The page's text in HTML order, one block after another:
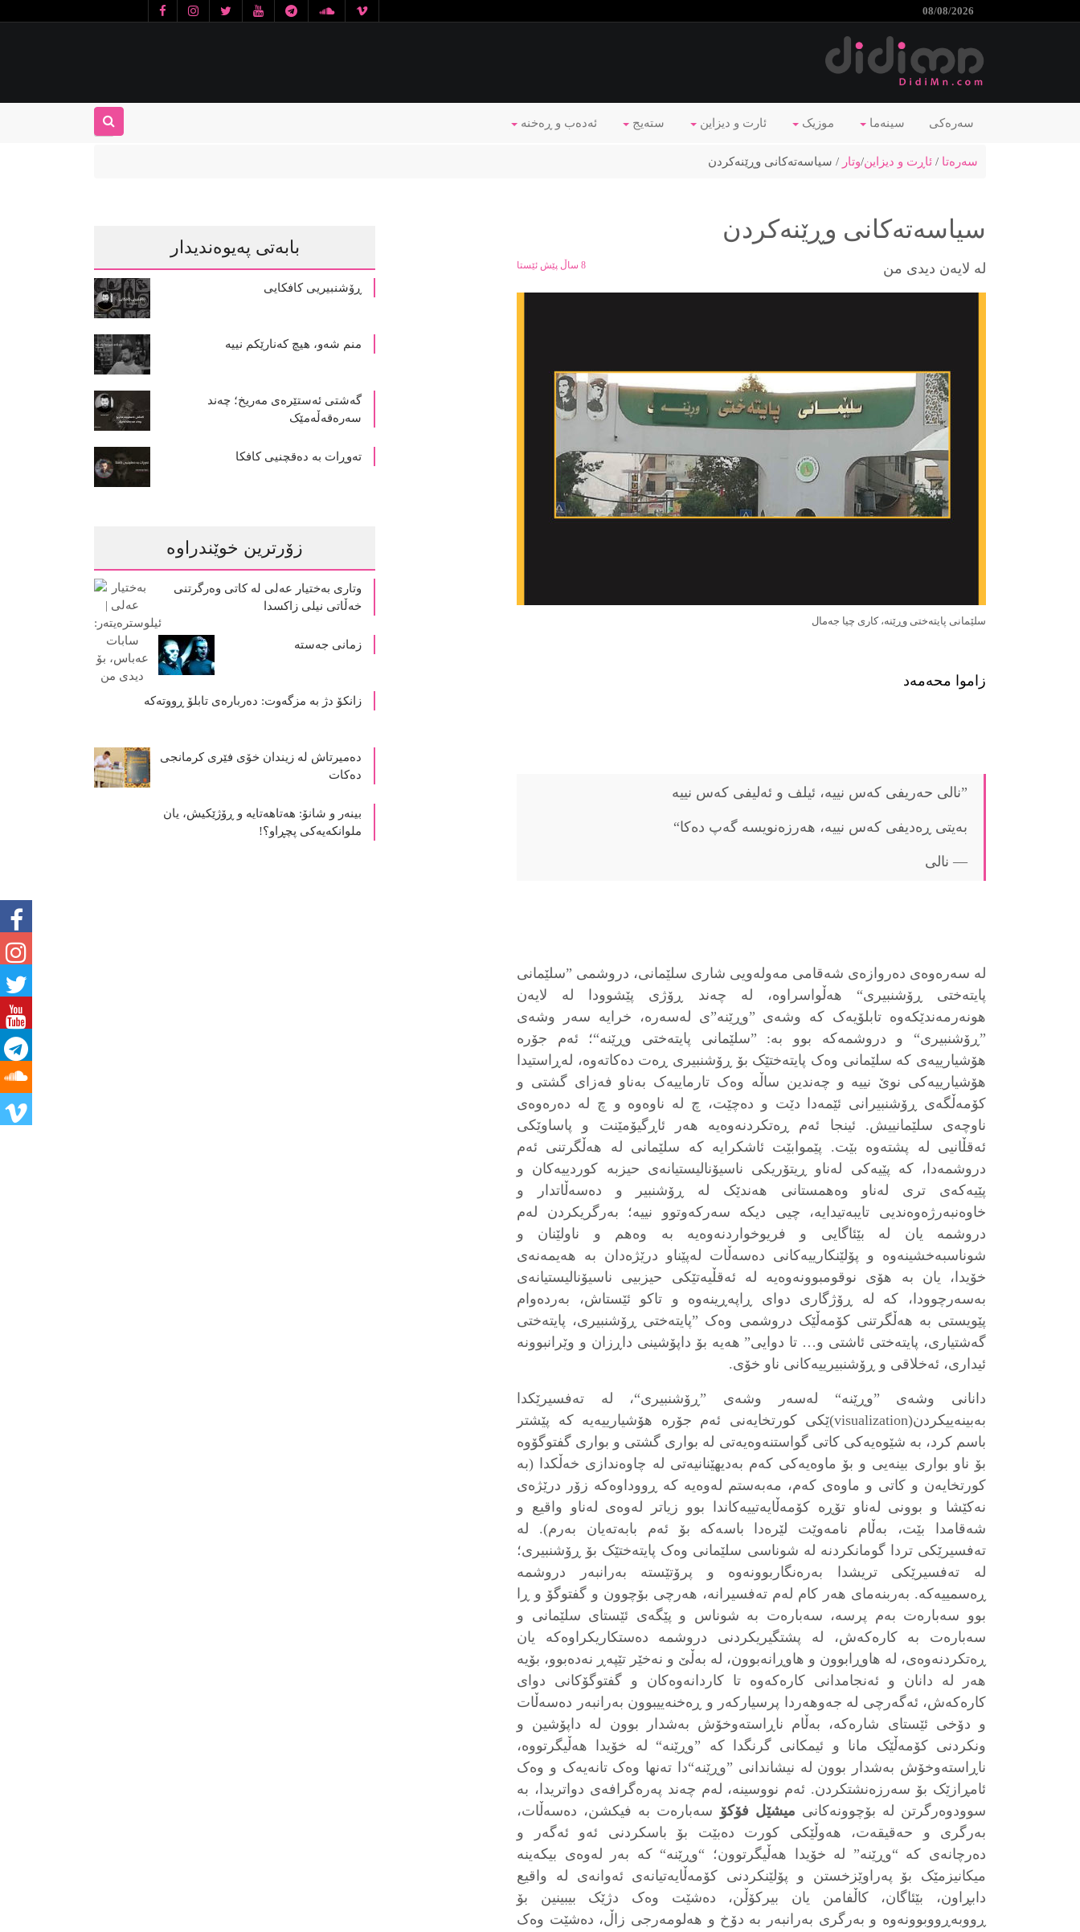
08/08/2026
ئه‌ده‌ب و ڕه‌خنه‌ ستەیج ئارت و دیزاین موزیک سینەما سەرەکی
سەرەتا / ئاڕت و دیزاین/وتار / سیاسەتەکانی وڕێنەکردن
بابەتی پەیوەندیدار
ڕۆشنبیریی کافکایی
منم شەو، هیچ کەنارێکم نییە
گەشتی ئەستێرەی مەریخ؛ چەند
سەرەقەڵەمێک
تەوڕات بە دەقچنیی کافکا
زۆرترین خوێندراوە
وتاری بەختیار عەلی لە کاتی وەرگرتنی
خەڵاتی نیلی زاکسدا
زمانی جەستە
زانکۆ دژ بە مزگەوت: دەربارەى تابلۆ ڕووتەکە
ده‌میرتاش له‌ زیندان خۆی فێری كرمانجی
ده‌كات
بینەر و شانۆ: هەتاھەتایە و ڕۆژێکیش، یان
ملوانکەیەکی پچڕاو؟!
سیاسەتەکانی وڕێنەکردن
لە لایەن دیدی من 8 ساڵ پێش ئێستا
سلێمانی پایتەختی وڕێنە، كاری چیا جەمال
زاموا محەمەد
”نالی حەریفی کەس نییە، ئیلف و ئەلیفی کەس نییە
بەیتی ڕەدیفی کەس نییە، هەرزەنویسە گەپ دەکا“
— نالی
لە سەرەوەی دەروازەی شەقامی مەولەویی شاری سلێمانی، دروشمی ”سلێمانی
پایتەختی ڕۆشنبیری“ هەڵواسراوە، لە چەند ڕۆژی پێشوودا لە لایەن
ھونەرمەندێکەوە تابلۆیەک کە وشەی ”وڕێنە”ی لەسەرە، خرایە سەر وشەی
”ڕۆشنبیری“ و دروشمەکە بوو بە: ”سلێمانی پایتەختی وڕێنە“؛ ئەم جۆرە
هۆشیارییەی کە سلێمانی وەک پایتەختێک بۆ ڕۆشنبیری ڕەت دەکاتەوە، لەڕاستیدا
هۆشیارییەکی نوێ نییە و چەندین ساڵە وەک تارماییەک بەناو فەزای گشتی و
کۆمەڵگەی ڕۆشنبیرانی ئێمەدا دێت و دەچێت، چ لە ناوەوە و چ لە دەرەوەی
ناوچەی سلێمانییش. ئینجا ئەم ڕەتکردنەوەیە هەر ئاڕگیۆمێنت و پاساوێکی
ئەقڵانیی لە پشتەوە بێت. پێموابێت ئاشکرایە کە سلێمانی لە هەڵگرتنی ئەم
دروشمەدا، کە پێیەکی لەناو ڕیتۆریکی ناسیۆنالیستیانەی حیزبە کوردییەکان و
پێیەکەی تری لەناو وەهمستانی هەندێک لە ڕۆشنبیر و دەسەڵاتدار و
خاوەنبەرژەوەندیی تایبەتیدایە، چیی دیکە سەرکەوتوو نییە؛ بەرگریکردن لەم
دروشمە یان لە بێئاگایی و فریوخواردنەوەیە بە وەهم و ناولێنان و
شوناسبەخشینەوە و پۆلێنکارییەکانی دەسەڵات لەپێناو درێژەدان بە هەیمەنەی
خۆیدا، یان بە هۆی نوقومبوونەوەیە لە ئەقڵیەتێکی حیزبیی ناسیۆنالیستیانەی
بەسەرچوودا، کە لە ڕۆژگاری دوای ڕاپەڕینەوە و تاکو ئێستاش، بەردەوام
پێویستی بە هەڵگرتنی کۆمەڵێک دروشمی وەک ”پایتەختی ڕۆشنبیری، پایتەختی
گەشتیاری، پایتەختی ئاشتی و… تا دوایی” هەیە بۆ داپۆشینی داڕزان و وێرانبوونە
ئیداری، ئەخلاقی و ڕۆشنبیرییەکانی ناو خۆی.
دانانی وشەی ”وڕێنە“ لەسەر وشەی ”ڕۆشنبیری“، لە تەفسیرێکدا
بەبینەییکردن(visualization)ێکی کورتخایەنی ئەم جۆرە هۆشیارییەیە کە پێشتر
باسم کرد، بە شێوەیەکی کاتی گواستنەوەیەتی لە بواری گشتی و بواری گفتوگۆوە
بۆ ناو بواری بینەیی و بۆ ماوەیەکی کەم بەدیهێنانیەتی لە چاوەندازی خەڵکدا (بە
کورتخایەن و کاتی و ماوەی کەم، مەبەستم لەوەیە کە ڕووداوەکە زۆر درێژەی
نەکێشا و بوونی لەناو تۆڕە کۆمەڵایەتییەکاندا بوو زیاتر لەوەی لەناو واقیع و
شەقامدا بێت، بەڵام نامەوێت لێرەدا باسەکە بۆ ئەم بابەتەیان بەرم). لە
تەفسیرێکی تردا گومانکردنە لە شوناسی سلێمانی وەک پایتەختێک بۆ ڕۆشنبیری؛
لە تەفسیرێکی تریشدا بەرەنگاربوونەوە و پرۆتێستە بەرانبەر دروشمە
ڕەسمییەکە. بەربنەمای هەر کام لەم تەفسیرانە، هەرچی بۆچوون و گفتوگۆ و ڕا
بوو سەبارەت بەم پرسە، سەبارەت بە شوناس و پێگەی ئێستای سلێمانی و
سەبارەت بە کارەکەش، لە پشتگیریکردنی دروشمە دەستکاریکراوەکە یان
ڕەتکردنەوەی، لە هاوڕابوون و هاوڕانەبوون، لە بەڵێ و نەخێر تێپەڕ نەدەبوو، بۆیە
هەر لە دانان و ئەنجامدانی کارەکەوە تا کاردانەوەکان و گفتوگۆکانی دوای
کارەکەش، ئەگەرچی لە جەوهەردا پرسیارکەر و ڕەخنەییبوون بەرانبەر دەسەڵات
و دۆخی ئێستای شارەکە، بەڵام ناڕاستەوخۆش بەشدار بوون لە داپۆشین و
ونکردنی کۆمەڵێک مانا و ئیمکانی گرنگدا کە ”وڕێنە“ لە خۆیدا هەڵیگرتووە،
ناڕاستەوخۆش بەشدار بوون لە نیشاندانی ”وڕێنە“دا تەنها وەک تانەیەک و وەک
ئامڕازێک بۆ سەرزەنشتکردن. ئەم نووسینە، لەم چەند پەرەگرافەی دواتریدا، بە
سوودوەرگرتن لە بۆچوونەکانی میشێل فۆکۆ سەبارەت بە فیکشن، دەسەڵات،
بەرگری و حەقیقەت، هەوڵێکی کورت دەبێت بۆ باسکردنی ئەو ئەگەر و
دەرچانەی کە “وڕێنە” لە خۆیدا هەڵیگرتوون؛ “وڕێنە“ کە بەر لەوەی بیکەینە
میکانیزمێک بۆ پەراوێزخستن و پۆلێنکردنی کۆمەڵایەتیانەی ئەوانەی لە واقیع
دابڕاون، بێئاگان، کاڵفامن یان بیرکۆڵن، دەشێت وەک دژێک بیبینین بۆ
ڕووبەڕووبوونەوە و بەرگری بەرانبەر بە دۆخ و هەلومەرجی زاڵ، دەشێت وەک